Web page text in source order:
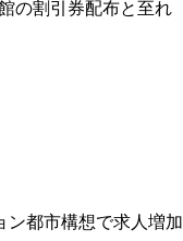
の割引券配布と至れ
ン都市構想で求人増加